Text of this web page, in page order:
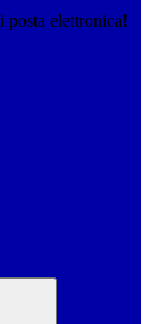
posta elettronica!